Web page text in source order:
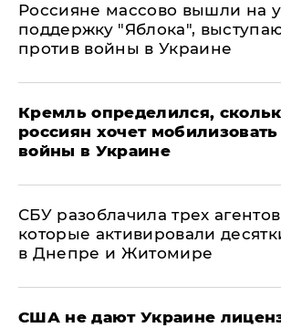
Россияне массово вышли на
поддержку "Яблока",
против войны в Украине
Кремль определился,
россиян хочет
войны в Украине
СБУ разоблачила трех
которые активировали
в Днепре и Житомире
США не дают Украине